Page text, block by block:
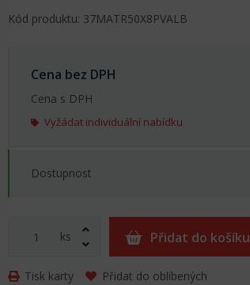
Kód produktu: 37MATR50X8PVALB
Cena bez DPH
Cena s DPH
Vyžádat individuální nabídku
Dostupnost
ks Přidat do košíku
Tisk karty Přidat do oblíbených